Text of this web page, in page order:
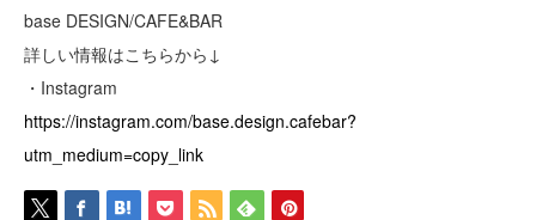
base DESIGN/CAFE&BAR
詳しい情報はこちらから↓
・Instagram
https://instagram.com/base.design.cafebar?
utm_medium=copy_link